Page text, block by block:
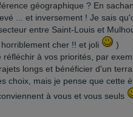
géographique ? En
... et inversement ! Je sais
entre Saint-Louis et
cher !! et joli
)
réfléchir à vos priorités, par
longs et bénéficier d'un
choix, mais je pense que cette
à vous et vous seuls